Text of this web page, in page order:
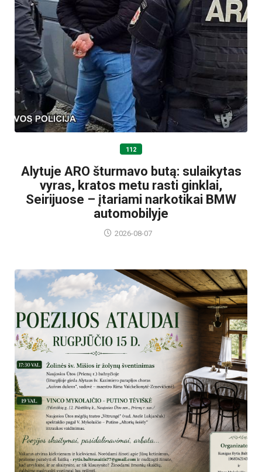
112
Alytuje ARO šturmavo butą: sulaikytas
vyras, kratos metu rasti ginklai,
Seirijuose – įtariami narkotikai BMW
automobilyje
2026-08-07